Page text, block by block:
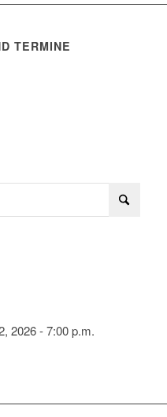
TERMINE
2026 - 7:00 p.m.